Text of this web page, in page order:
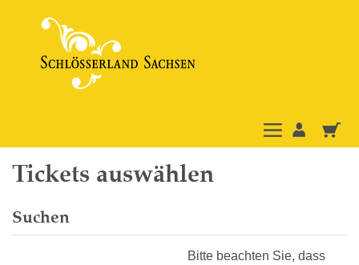
Tickets auswählen
Suchen
Bitte beachten Sie, dass